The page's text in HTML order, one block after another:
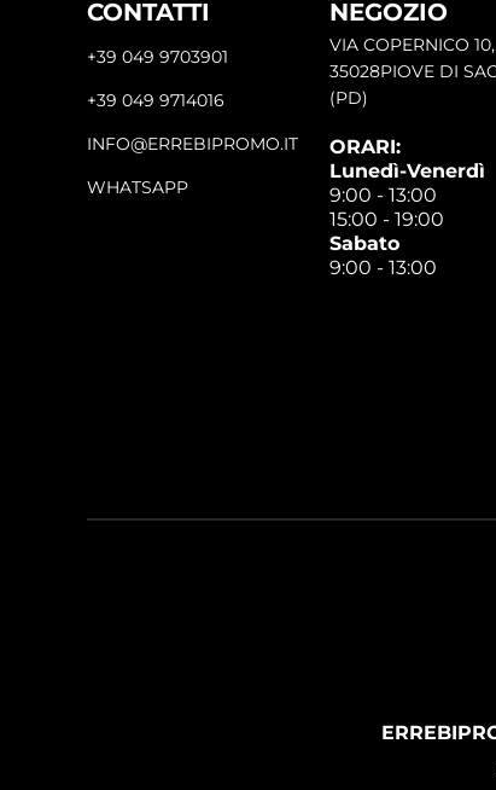
CONTATTI
+39 049 9703901
+39 049 9714016
INFO@ERREBIPROMO.IT
WHATSAPP
NEGOZIO
VIA COPERNICO 10,
35028PIOVE DI
(PD)
ORARI:
Lunedì-Venerdì
9:00 - 13:00
15:00 - 19:00
Sabato
9:00 - 13:00